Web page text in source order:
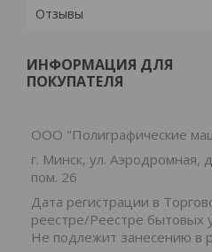
Отзывы
ИНФОРМАЦИЯ ДЛЯ
ПОКУПАТЕЛЯ
ООО "Полиграфические
г. Минск, ул. Аэродромная,
пом. 26
Дата регистрации в
реестре/Реестре бытовых
Не подлежит занесению в